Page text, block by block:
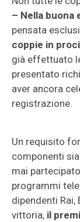
– Nella buona
pensata
coppie in
già effettuato
presentato
aver ancora
registrazione.
Un requisito
componenti
mai
programmi
dipendenti Rai,
vittoria, il